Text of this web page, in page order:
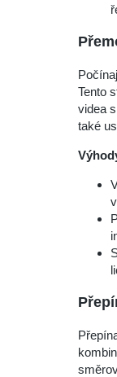
Tento
videa
také